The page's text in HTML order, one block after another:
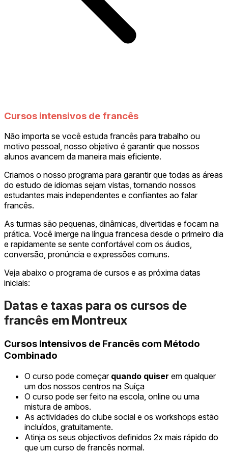
Cursos intensivos de francês
Não importa se você estuda francês para trabalho ou
motivo pessoal, nosso objetivo é garantir que nossos
alunos avancem da maneira mais eficiente.
Criamos o nosso programa para garantir que todas as áreas
do estudo de idiomas sejam vistas, tornando nossos
estudantes mais independentes e confiantes ao falar
francês.
As turmas são pequenas, dinâmicas, divertidas e focam na
prática. Você imerge na língua francesa desde o primeiro dia
e rapidamente se sente confortável com os áudios,
conversão, pronúncia e expressões comuns.
Veja abaixo o programa de cursos e as próxima datas
iniciais:
Datas e taxas para os cursos de
francês em Montreux
Cursos Intensivos de Francês com Método
Combinado
O curso pode começar quando quiser em qualquer
um dos nossos centros na Suíça
O curso pode ser feito na escola, online ou uma
mistura de ambos.
As actividades do clube social e os workshops estão
incluídos, gratuitamente.
Atinja os seus objectivos definidos 2x mais rápido do
que um curso de francês normal.